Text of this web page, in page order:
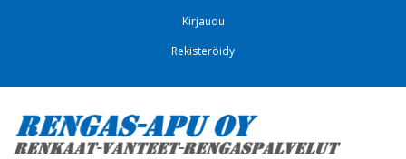
Kirjaudu
Rekisteröidy